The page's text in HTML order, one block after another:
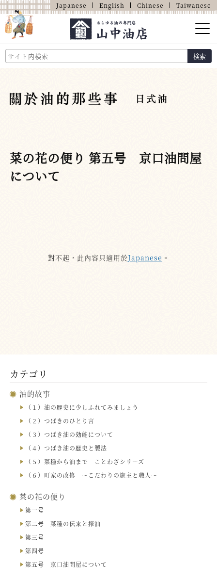
Japanese English Chinese Taiwanese
検索
山中油店的介紹
商品介紹
菜の花の便り 第五号 京口油問屋
について
對不起，此內容只適用於Japanese 。
カテゴリ
油的故事
（１）油の歴史に少しふれてみましょう
（２）つばきのひとり言
（３）つばき油の効能について
（４）つばき油の歴史と製法
（５）菜種から油まで ことわざシリーズ
（６）町家の改修 ～こだわりの施主と職人～
菜の花の便り
第一号
第二号 菜種の伝来と搾油
第三号
第四号
第五号 京口油問屋について